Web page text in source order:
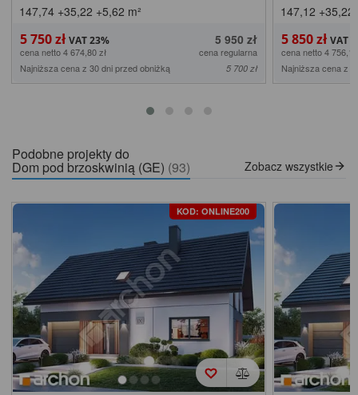
147,74 +35,22 +5,62 m²
5 750 zł 5 950 zł
cena netto 4 674,80 zł
cena regularna
Najniższa cena z 30 dni przed obniżką
5 700 zł
147,12 +35,22
5 850 zł
cena netto 4
Najniższa cena z
Podobne projekty do
Dom pod brzoskwinią (GE) (93) Zobacz wszystkie
KOD: ONLINE200